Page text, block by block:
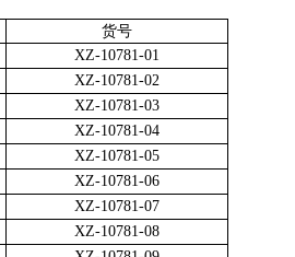
货号
XZ-10781-01
XZ-10781-02
XZ-10781-03
XZ-10781-04
XZ-10781-05
XZ-10781-06
XZ-10781-07
XZ-10781-08